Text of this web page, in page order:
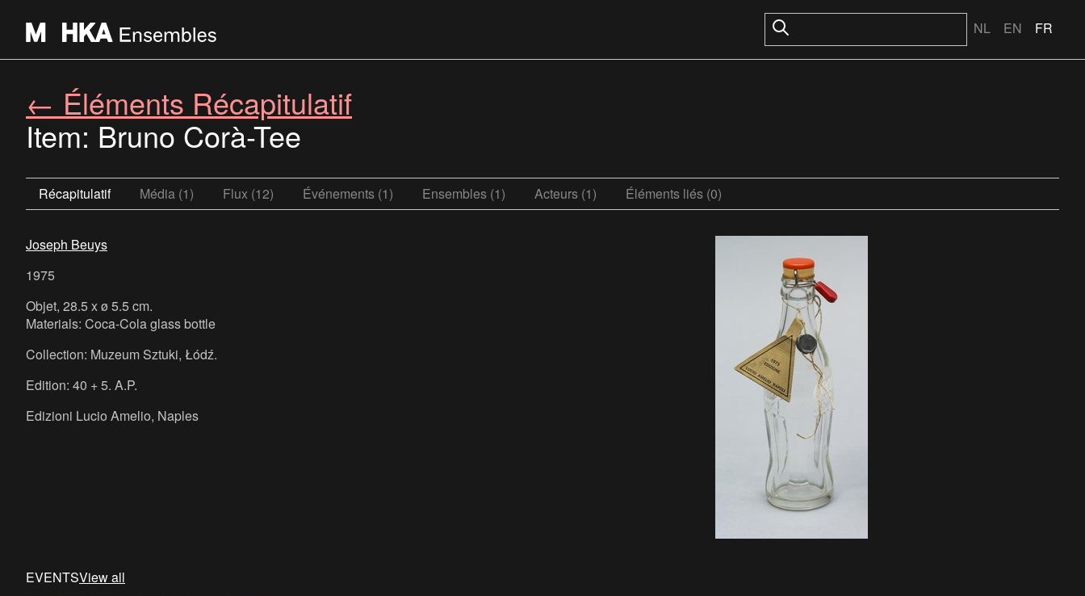
NL EN FR
← Éléments Récapitulatif
Item: Bruno Corà-Tee
Récapitulatif Média (1) Flux (12) Événements (1) Ensembles (1) Acteurs (1) Éléments liés (0)
Joseph Beuys
1975
Objet, 28.5 x ø 5.5 cm.
Materials: Coca-Cola glass bottle
Collection: Muzeum Sztuki, Łódź.
Edition: 40 + 5. A.P.
Edizioni Lucio Amelio, Naples
EVENTSView all